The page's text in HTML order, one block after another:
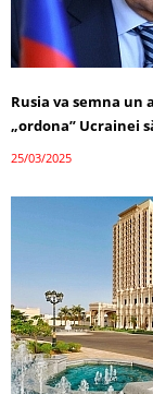
Rusia va semna un
„ordona” Ucrainei
25/03/2025